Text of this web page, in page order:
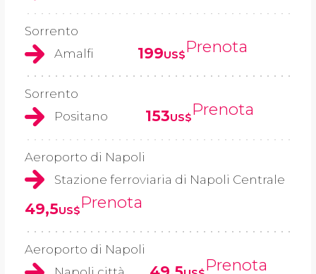
Sorrento
Amalfi
199US$Prenota
Sorrento
Positano
153US$Prenota
Aeroporto di Napoli
Stazione ferroviaria di Napoli Centrale
49,5US$Prenota
Aeroporto di Napoli
Prenota